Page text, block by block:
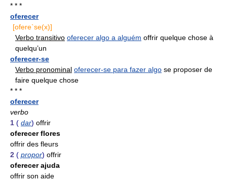
* * *
oferecer
[ofere`se(x)]
Verbo transitivo oferecer algo a alguém offrir quelque chose à
quelqu’un
oferecer-se
Verbo pronominal oferecer-se para fazer algo se proposer de
faire quelque chose
* * *
oferecer
verbo
1 ( dar) offrir
oferecer flores
offrir des fleurs
2 ( propor) offrir
oferecer ajuda
offrir son aide